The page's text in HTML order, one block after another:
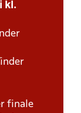
kl.
finale